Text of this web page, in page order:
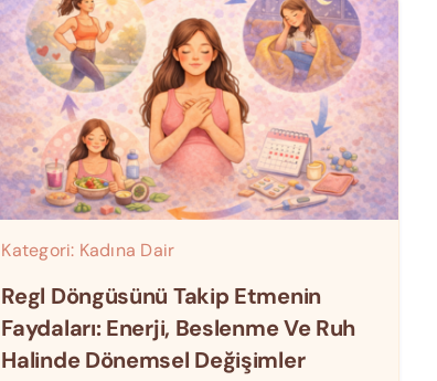
Kategori: Kadına Dair
Regl Döngüsünü Takip Etmenin
Faydaları: Enerji, Beslenme Ve Ruh
Halinde Dönemsel Değişimler